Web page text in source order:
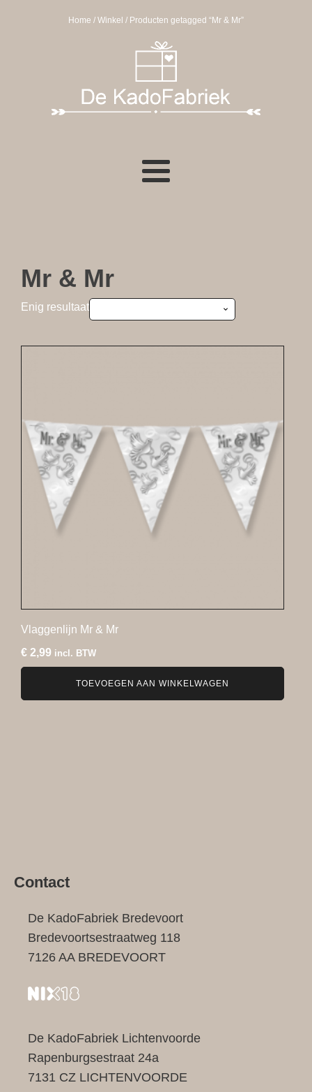
Home / Winkel / Producten getagged “Mr & Mr”
Mr & Mr
Enig resultaat
Vlaggenlijn Mr & Mr
€ 2,99 incl. BTW
TOEVOEGEN AAN WINKELWAGEN
Contact
De KadoFabriek Bredevoort
Bredevoortsestraatweg 118
7126 AA BREDEVOORT
De KadoFabriek Lichtenvoorde
Rapenburgsestraat 24a
7131 CZ LICHTENVOORDE